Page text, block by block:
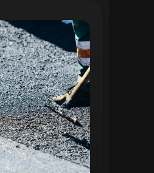
o Regente
para mapear, avaliar
infraestrutura viária. O
registrar condições dos
áreas críticas e
manutenção preventiva
Com o auxílio do
é possível gerar
que facilitam a
otimizando
assegurando maior
das vias. Relatórios
transparência e
tomada de decisões